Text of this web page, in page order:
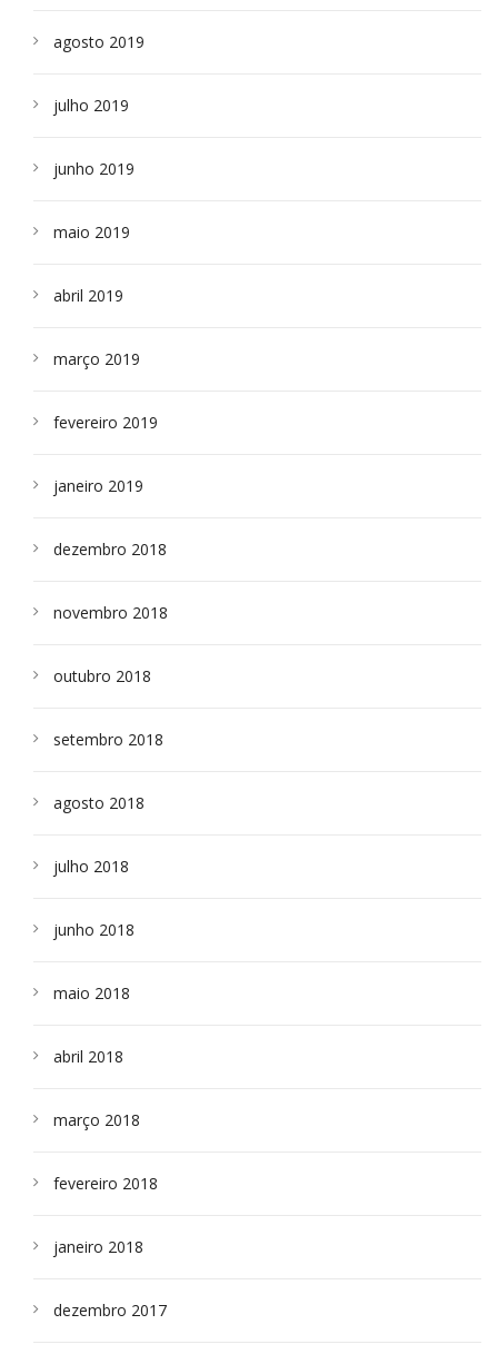
agosto 2019
julho 2019
junho 2019
maio 2019
abril 2019
março 2019
fevereiro 2019
janeiro 2019
dezembro 2018
novembro 2018
outubro 2018
setembro 2018
agosto 2018
julho 2018
junho 2018
maio 2018
abril 2018
março 2018
fevereiro 2018
janeiro 2018
dezembro 2017